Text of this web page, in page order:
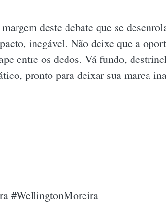
deste debate que se
inegável. Não deixe que a
entre os dedos. Vá fundo,
pronto para deixar sua marca
#WellingtonMoreira